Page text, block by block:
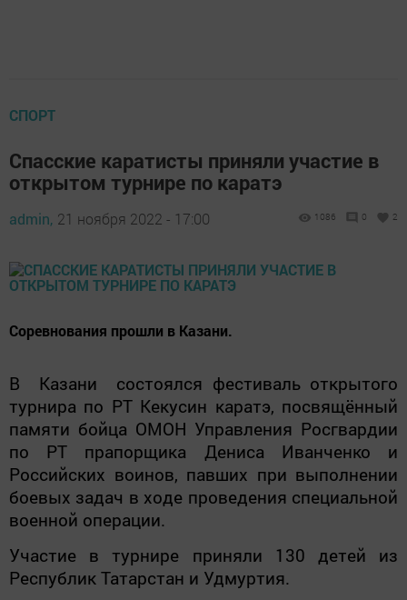
СПОРТ
Спасские каратисты приняли участие в
открытом турнире по каратэ
admin, 21 ноября 2022 - 17:00 1086 0 2
Соревнования прошли в Казани.
В Казани состоялся фестиваль открытого
турнира по РТ Кекусин каратэ, посвящённый
памяти бойца ОМОН Управления Росгвардии
по РТ прапорщика Дениса Иванченко и
Российских воинов, павших при выполнении
боевых задач в ходе проведения специальной
военной операции.
Участие в турнире приняли 130 детей из
Республик Татарстан и Удмуртия.